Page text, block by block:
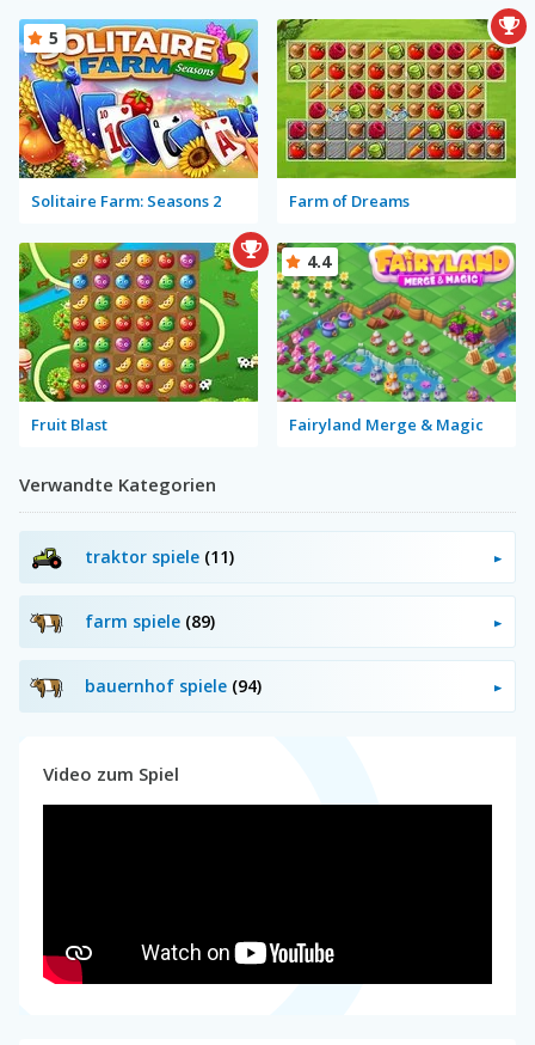
Solitaire Farm: Seasons 2
5
Farm of Dreams
Fruit Blast Fairyland Merge & Magic
4.4
Verwandte Kategorien
traktor spiele (11)
farm spiele (89)
bauernhof spiele (94)
Video zum Spiel